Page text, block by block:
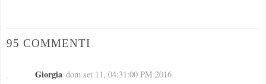
95 COMMENTI
Giorgia dom set 11, 04:31:00 PM 2016